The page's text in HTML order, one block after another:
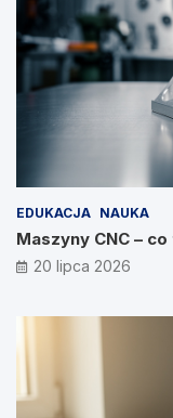
EDUKACJA NAUKA
Maszyny CNC –
20 lipca 2026